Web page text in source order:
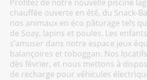
Profitez de notre nouvelle piscine
chauffée ouverte en été, du Snack-
nos animaux en éco pâturage tels
de Soay, lapins et poules. Les
s’amuser dans notre espace jeux
balançoires et toboggan. Nos
dès février, et nous mettons à
de recharge pour véhicules